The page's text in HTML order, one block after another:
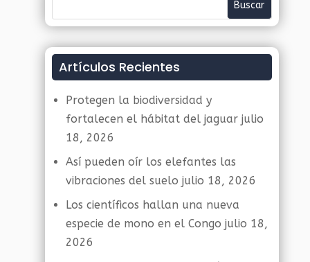
Artículos Recientes
Protegen la biodiversidad y
fortalecen el hábitat del jaguar julio
18, 2026
Así pueden oír los elefantes las
vibraciones del suelo julio 18, 2026
Los científicos hallan una nueva
especie de mono en el Congo julio 18,
2026